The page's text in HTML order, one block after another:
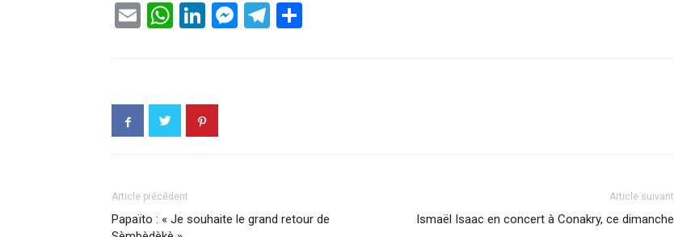
EmailWhatsApp
LinkedIn
Messenger
Telegram
Article précédent
Papaïto : « Je souhaite le grand retour de
Article suivant
Ismaël Isaac en concert à Conakry, ce dimanche